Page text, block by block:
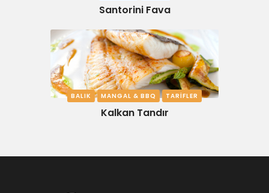
Santorini Fava
BALIK MANGAL & BBQ TARIFLER
Kalkan Tandır